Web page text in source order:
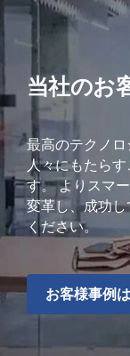
当社のお
最高のテクノ
人々にもたら
す。 よりスマ
変革し、成功
ください。
お客様事例